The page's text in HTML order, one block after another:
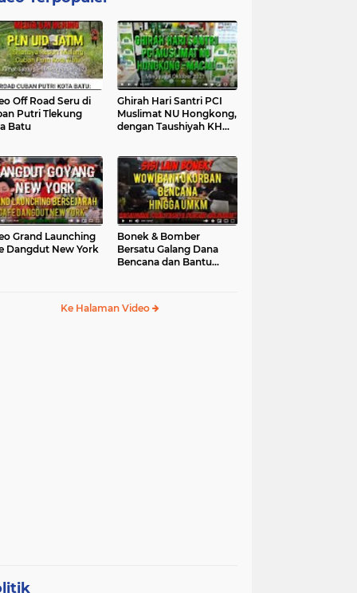
Off Road Seru di
Putri Tlekung
Batu
Ghirah Hari Santri PCI
Muslimat NU Hongkong,
dengan Taushiyah KH
Grand Launching
Dangdut New York
Bonek & Bomber
Bersatu Galang Dana
Bencana dan Bantu
Ke Halaman Video